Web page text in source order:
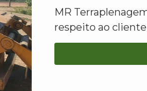
MR
respeito ao